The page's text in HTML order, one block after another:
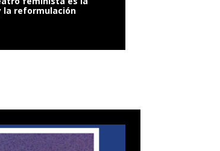
la reformulación